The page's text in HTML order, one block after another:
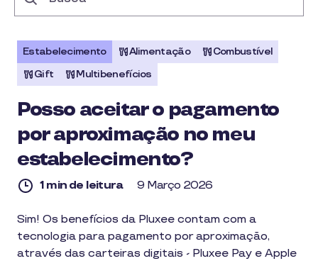
Estabelecimento Alimentação
Combustível
Gift
Multibenefícios
Posso aceitar o pagamento
por aproximação no meu
estabelecimento?
1 min de leitura 9 Março 2026
1
de
leitura
Sim! Os benefícios da Pluxee contam com a
tecnologia para pagamento por aproximação,
através das carteiras digitais - Pluxee Pay e Apple